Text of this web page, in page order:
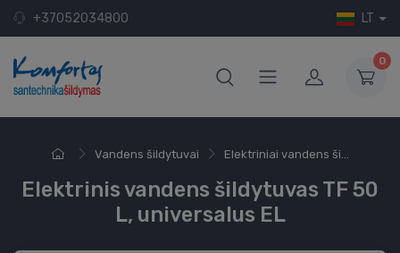
+37052034800 LT
0
Vandens šildytuvai Elektriniai vandens ši...
Elektrinis vandens šildytuvas TF 50
L, universalus EL